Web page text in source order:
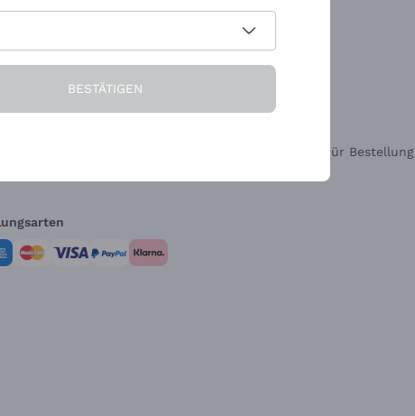
Brauchen Sie Hilfe?
Widerrufsformular für Bestellung
BESTÄTIGEN